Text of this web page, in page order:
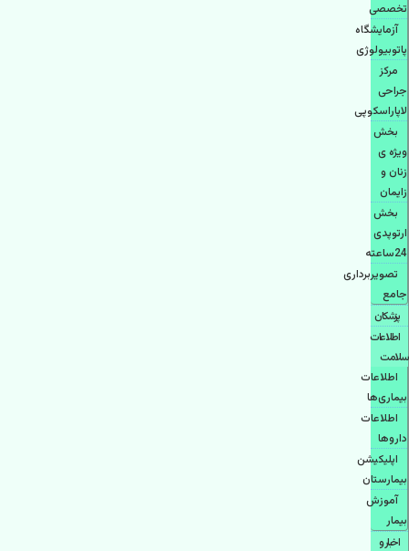
تخصصی
آزمایشگاه
پاتوبیولوژی
مرکز
جراحی
لاپاراسکوپی
بخش
ویژه ی
زنان و
زایمان
بخش
ارتوپدی
24ساعته
تصویربرداری
جامع
پزشكان
اطلاعات
سلامت
اطلاعات
بیماری‌ها
اطلاعات
دارو‌ها
اپليكيشن
بيمارستان
آموزش
بیمار
اخبار و